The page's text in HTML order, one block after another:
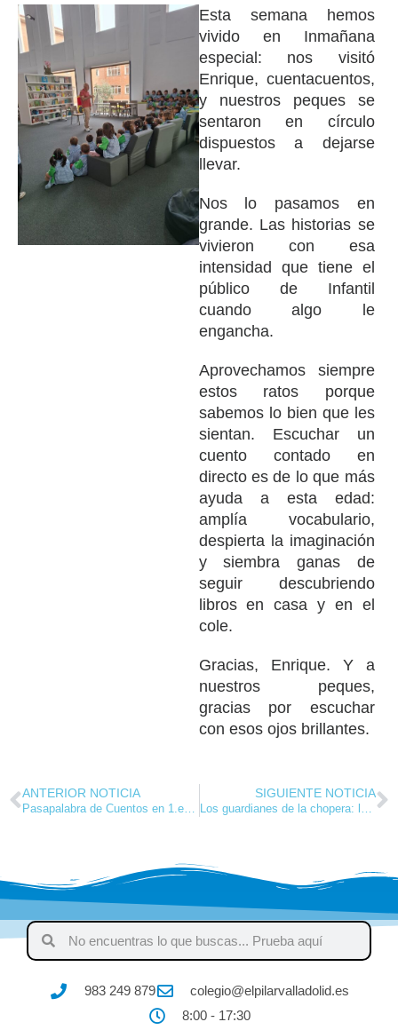
Esta semana hemos
vivido en Inmañana
especial: nos visitó
Enrique, cuentacuentos,
y nuestros peques se
sentaron en círculo
dispuestos a dejarse
llevar.
Nos lo pasamos en
grande. Las historias se
vivieron con esa
intensidad que tiene el
público de Infantil
cuando algo le
engancha.
Aprovechamos siempre
estos ratos porque
sabemos lo bien que les
sientan. Escuchar un
cuento contado en
directo es de lo que más
ayuda a esta edad:
amplía vocabulario,
despierta la imaginación
y siembra ganas de
seguir descubriendo
libros en casa y en el
cole.
Gracias, Enrique. Y a
nuestros peques,
gracias por escuchar
con esos ojos brillantes.
ANTERIOR NOTICIA
Pasapalabra de Cuentos en 1.er ciclo de Primaria
SIGUIENTE NOTICIA
Los guardianes de la chopera: las profes de Primaria reciben a los de 3.º de Infantil
983 249 879
colegio@elpilarvalladolid.es
8:00 - 17:30